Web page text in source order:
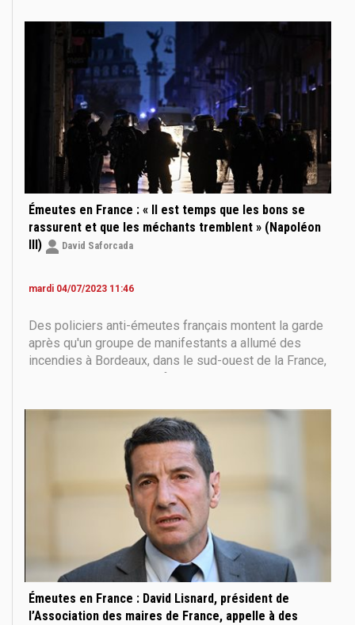
feu, 36 pompiers blessés (un décédé), 3173
interpellations...
Émeutes en France : « Il est temps que les bons se
rassurent et que les méchants tremblent » (Napoléon
III)
David Saforcada
mardi 04/07/2023 11:46
Des policiers anti-émeutes français montent la garde
après qu'un groupe de manifestants a allumé des
incendies à Bordeaux, dans le sud-ouest de la France,
parisienne le 27 juin. Une troisième nuit
Émeutes en France : David Lisnard, président de
l’Association des maires de France, appelle à des